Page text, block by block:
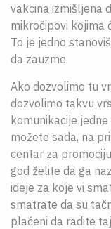
vakcina izmišljena
mikročipovi kojima
To je jedno
da zauzme.
Ako dozvolimo tu
dozvolimo takvu
komunikacije
možete sada, na
centar za
god želite da ga
ideje za koje vi
smatrate da su
plaćeni da radite